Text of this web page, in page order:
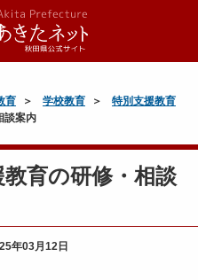
育 学校教育
特別支援教育
談案内
育の研修・相談
年03月12日